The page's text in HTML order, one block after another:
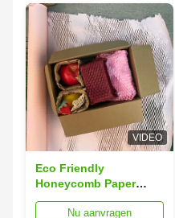
VIDEO
Eco Friendly
Honeycomb Paper
Buffer Recycled 2cm
Breedte 50cm Lengte
Nu aanvragen